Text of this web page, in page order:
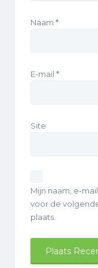
Naam *
E-mail *
Site
Mijn naam, e-
voor de
plaats.